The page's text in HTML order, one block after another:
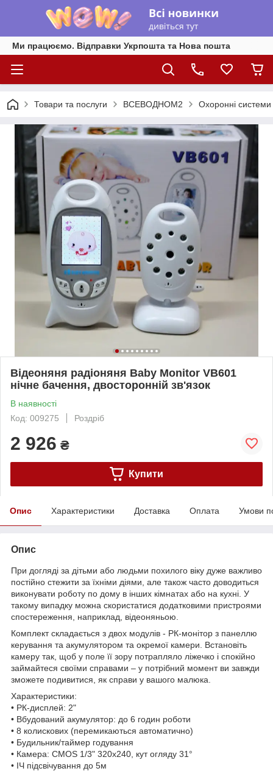
Ми працюємо. Відправки Укрпошта та Нова пошта
Товари та послуги ВСЕВОДНОМ2 Охоронні системи
Відеоняня радіоняня Baby Monitor VB601
нічне бачення, двосторонній зв'язок
В наявності
Код: 009275
Роздріб
2 926 ₴
Купити
Опис Характеристики Доставка Оплата Умови
Опис
При догляді за дітьми або людьми похилого віку дуже важливо
постійно стежити за їхніми діями, але також часто доводиться
виконувати роботу по дому в інших кімнатах або на кухні. У
такому випадку можна скористатися додатковими пристроями
спостереження, наприклад, відеоняньою.
Комплект складається з двох модулів - РК-монітор з панеллю
керування та акумулятором та окремої камери. Встановіть
камеру так, щоб у поле її зору потрапляло ліжечко і спокійно
займайтеся своїми справами – у потрібний момент ви завжди
зможете подивитися, як справи у вашого малюка.
Характеристики:
• РК-дисплей: 2"
• Вбудований акумулятор: до 6 годин роботи
• 8 колискових (перемикаються автоматично)
• Будильник/таймер годування
• Камера: CMOS 1/3" 320x240, кут огляду 31°
• ІЧ підсвічування до 5м